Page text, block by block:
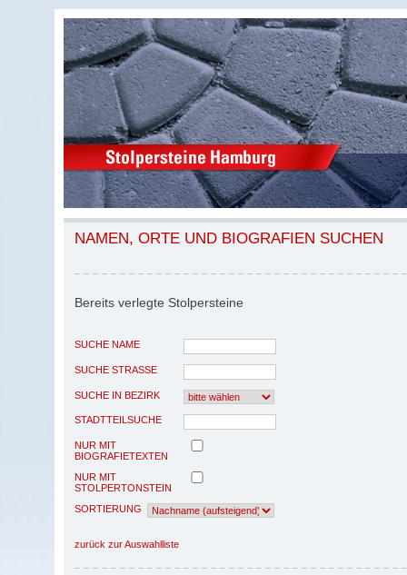
NAMEN, ORTE UND BIOGRAFIEN SUCHEN
Bereits verlegte Stolpersteine
SUCHE NAME
SUCHE STRASSE
SUCHE IN BEZIRK
STADTTEILSUCHE
NUR MIT
BIOGRAFIETEXTEN
NUR MIT
STOLPERTONSTEIN
SORTIERUNG
zurück zur Auswahlliste